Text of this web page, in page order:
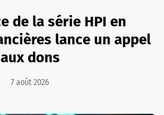
de la série HPI en
lance un appel
aux dons
7 août 2026